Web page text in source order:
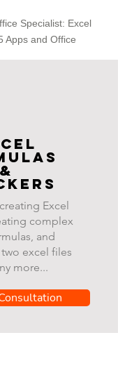
Specialist: Excel
Apps and Office
&
Excel
complex
and
excel files
more...